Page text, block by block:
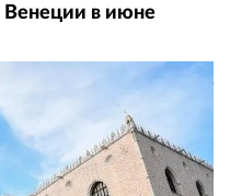
Венеции в июне